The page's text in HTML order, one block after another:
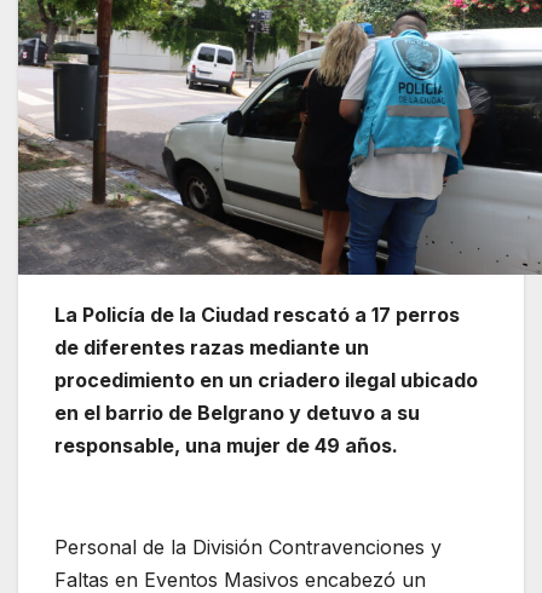
La Policía de la Ciudad rescató a 17 perros
de diferentes razas mediante un
procedimiento en un criadero ilegal ubicado
en el barrio de Belgrano y detuvo a su
responsable, una mujer de 49 años.
Personal de la División Contravenciones y
Faltas en Eventos Masivos encabezó un